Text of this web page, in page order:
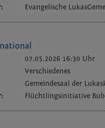
Evangelische
07.05.2026 16:30 Uhr
Verschiedenes
Gemeindesaal der
Flüchtlingsinitiative